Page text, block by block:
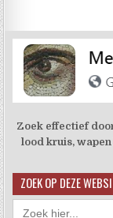
Zoek effectief
lood kruis,
ZOEK OP DEZE
Zoek
naar: